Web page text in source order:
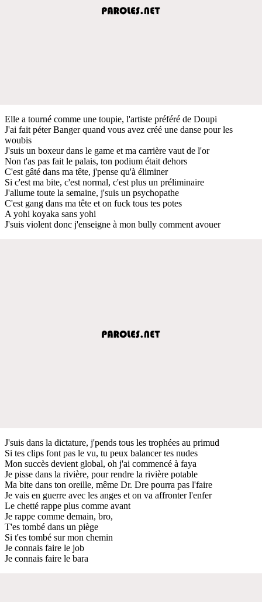
Elle a tourné comme une toupie, l'artiste préféré de Doupi
J'ai fait péter Banger quand vous avez créé une danse pour les
woubis
J'suis un boxeur dans le game et ma carrière vaut de l'or
Non t'as pas fait le palais, ton podium était dehors
C'est gâté dans ma tête, j'pense qu'à éliminer
Si c'est ma bite, c'est normal, c'est plus un préliminaire
J'allume toute la semaine, j'suis un psychopathe
C'est gang dans ma tête et on fuck tous tes potes
A yohi koyaka sans yohi
J'suis violent donc j'enseigne à mon bully comment avouer
J'suis dans la dictature, j'pends tous les trophées au primud
Si tes clips font pas le vu, tu peux balancer tes nudes
Mon succès devient global, oh j'ai commencé à faya
Je pisse dans la rivière, pour rendre la rivière potable
Ma bite dans ton oreille, même Dr. Dre pourra pas l'faire
Je vais en guerre avec les anges et on va affronter l'enfer
Le chetté rappe plus comme avant
Je rappe comme demain, bro,
T'es tombé dans un piège
Si t'es tombé sur mon chemin
Je connais faire le job
Je connais faire le bara